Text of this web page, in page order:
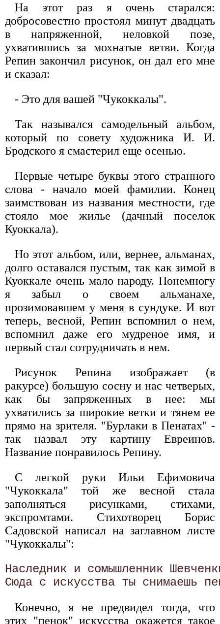
На этот раз я очень старался:
добросовестно простоял минут двадцать
в напряженной, неловкой позе,
ухватившись за мохнатые ветви. Когда
Репин закончил рисунок, он дал его мне
и сказал:
- Это для вашей "Чукоккалы".
Так назывался самодельный альбом,
который по совету художника И. И.
Бродского я смастерил еще осенью.
Первые четыре буквы этого странного
слова - начало моей фамилии. Конец
заимствован из названия местности, где
стояло мое жилье (дачный поселок
Куоккала).
Но этот альбом, или, вернее, альманах,
долго оставался пустым, так как зимой в
Куоккале очень мало народу. Понемногу
я забыл о своем альманахе,
прозимовавшем у меня в сундуке. И вот
теперь, весной, Репин вспомнил о нем,
вспомнил даже его мудреное имя, и
первый стал сотрудничать в нем.
Рисунок Репина изображает (в
ракурсе) большую сосну и нас четверых,
как бы запряженных в нее: мы
ухватились за широкие ветки и тянем ее
прямо на зрителя. "Бурлаки в Пенатах" -
так назвал эту картину Евреинов.
Название понравилось Репину.
С легкой руки Ильи Ефимовича
"Чукоккала" той же весной стала
заполняться рисунками, стихами,
экспромтами. Стихотворец Борис
Садовской написал на заглавном листе
"Чукоккалы":
Наследник и сомышленник
Конечно, я не предвидел тогда, что
этих "пенок" искусства окажется такое